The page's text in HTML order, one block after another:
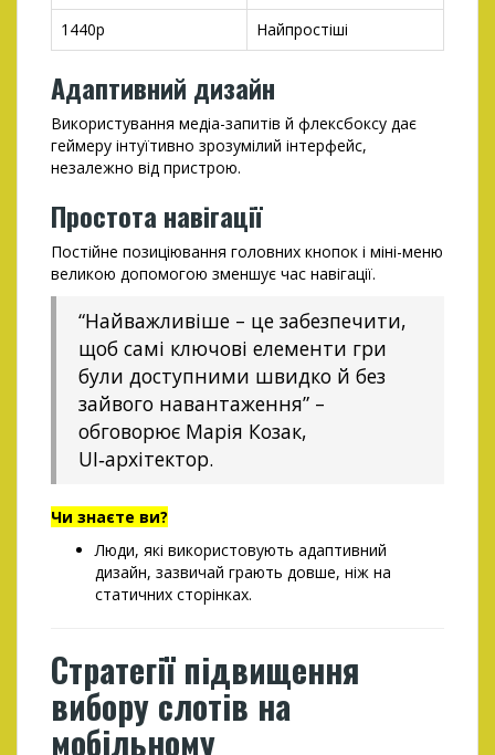
1440p
Найпростіші
Адаптивний дизайн
Використування медіа-запитів й флексбоксу дає
геймеру інтуїтивно зрозумілий інтерфейс,
незалежно від пристрою.
Простота навігації
Постійне позиціювання головних кнопок і міні-меню
великою допомогою зменшує час навігації.
“Найважливіше – це забезпечити,
щоб самі ключові елементи гри
були доступними швидко й без
зайвого навантаження” –
обговорює Марія Козак,
UI‑архітектор.
Чи знаєте ви?
Люди, які використовують адаптивний
дизайн, зазвичай грають довше, ніж на
статичних сторінках.
Стратегії підвищення
вибору слотів на
мобільному